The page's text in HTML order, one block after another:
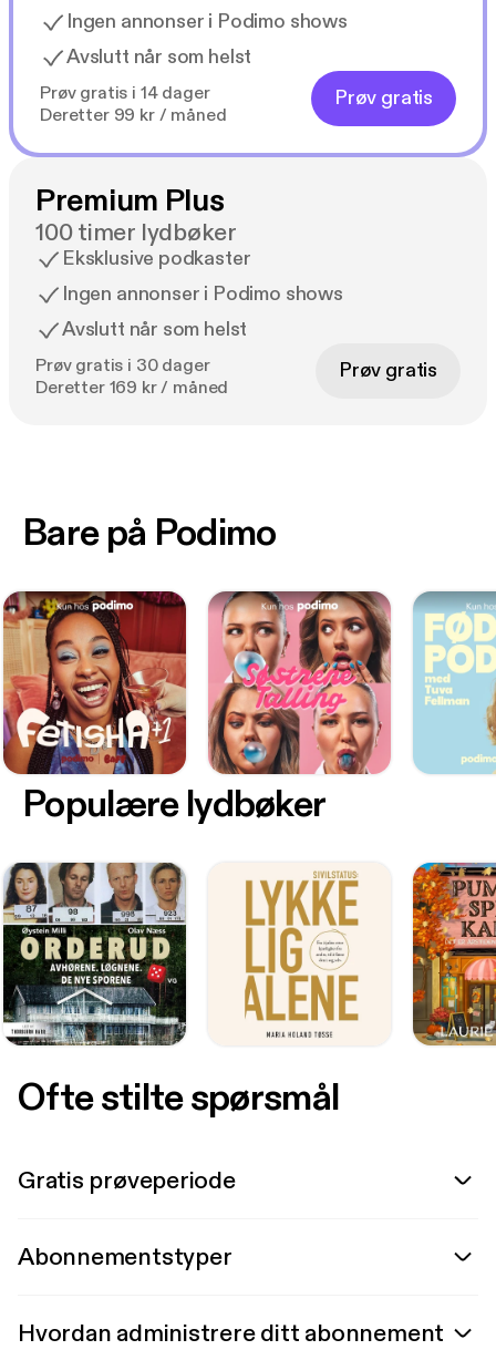
Ingen annonser i Podimo shows
Avslutt når som helst
Prøv gratis i 14 dager
Deretter 99 kr / måned
Prøv gratis
Premium Plus
100 timer lydbøker
Eksklusive podkaster
Ingen annonser i Podimo shows
Avslutt når som helst
Prøv gratis i 30 dager
Deretter 169 kr / måned
Prøv gratis
Bare på Podimo
Populære lydbøker
Ofte stilte spørsmål
Gratis prøveperiode
Abonnementstyper
Hvordan administrere ditt abonnement